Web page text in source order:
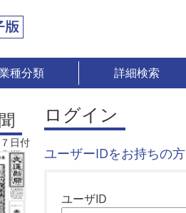
種分類 詳細検索
日付
ログイン
ユーザーIDをお持ちの方
ユーザID